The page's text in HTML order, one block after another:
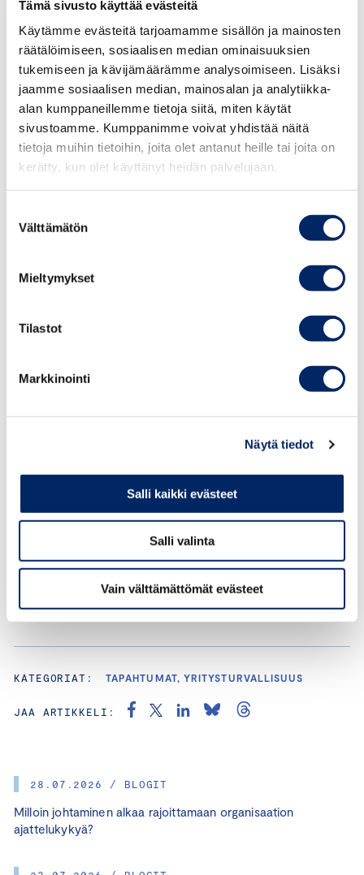
Tämä sivusto käyttää evästeitä
Käytämme evästeitä tarjoamamme sisällön ja mainosten
räätälöimiseen, sosiaalisen median ominaisuuksien
tukemiseen ja kävijämäärämme analysoimiseen. Lisäksi
jaamme sosiaalisen median, mainosalan ja analytiikka-
alan kumppaneillemme tietoja siitä, miten käytät
sivustoamme. Kumppanimme voivat yhdistää näitä
tietoja muihin tietoihin, joita olet antanut heille tai joita on
kerätty, kun olet käyttänyt heidän palvelujaan.
valinta
Välttämätön
Mieltymykset
Tilastot
Markkinointi
Näytä tiedot
Salli kaikki evästeet
Salli valinta
Vain välttämättömät evästeet
28.07.2026 / BLOGIT
Milloin johtaminen alkaa rajoittamaan organisaation
ajattelukykyä?
suunnitelmallisuutta. Harva yritys kuitenkaan on
riittävällä tasolla tunnistanut kyberjohtamisen merkitystä
ja varautunut kriisitilanteisiin.
Kouluttautuminen, asianmukaiset ohjelmistot tai
kyberturvallisuutta parantavat palvelut vaativat osaavaa
kyberturvallisuuden johtamista. Tiedon suojaaminen ja
toiminnan kestävyyden vahvistaminen on mahdollista
jatkuvuudenhallintaa. Yritys voi suojautua tehokkaasti
kehittämällä kyberturvallisuuttaan.
Jostain on aloitettava. Koulutuksen tuoma ymmärrys ja
tietopääoma on hyvä keino aloittaa.
Keskuskauppakamari tukee yrityksiä kyberjohtamisessa
järjestämällä Yritysjohdon Kyberjohtamisen ohjelman.
Kyberjohtamisen ohjelmassa pureudutaan
kyberturvallisuuden peruskäsitteisiin, kyberuhkiin ja
maineeseen. Ohjelmassa käsitellään myös kyberuhkilta
suojautumista, toimintaa kriisitilanteissa ja yritysjohdon
vastuuta.
LISÄTIETOA OHJELMASTA
KATEGORIAT: TAPAHTUMAT, YRITYSTURVALLISUUS
JAA ARTIKKELI: